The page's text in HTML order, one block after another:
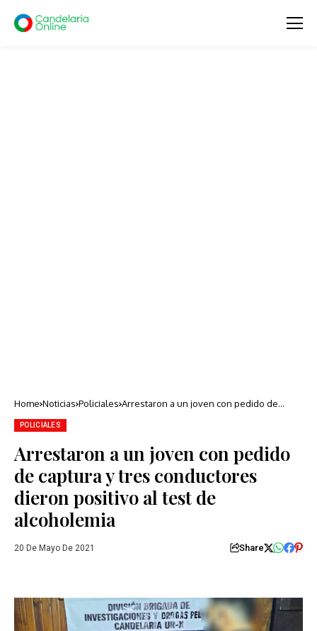
Home Noticias Policiales Arrestaron a un joven con pedido de
POLICIALES
Arrestaron a un joven con pedido
de captura y tres conductores
dieron positivo al test de
alcoholemia
20 De Mayo De 2021 Share